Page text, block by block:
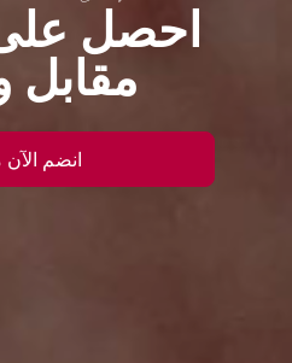
احصل
مقابل
انضم الآن